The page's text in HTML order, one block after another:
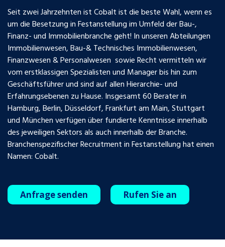
Seit zwei Jahrzehnten ist Cobalt ist die beste Wahl, wenn es
um die Besetzung in Festanstellung im Umfeld der Bau-,
Finanz- und Immobilienbranche geht! In unseren Abteilungen
Immobilienwesen, Bau-& Technisches Immobilienwesen,
Finanzwesen & Personalwesen sowie Recht vermitteln wir
vom erstklassigen Spezialisten und Manager bis hin zum
Geschäftsführer und sind auf allen Hierarchie- und
Erfahrungsebenen zu Hause. Insgesamt 60 Berater in
Hamburg, Berlin, Düsseldorf, Frankfurt am Main, Stuttgart
und München verfügen über fundierte Kenntnisse innerhalb
des jeweiligen Sektors als auch innerhalb der Branche.
Branchenspezifischer Recruitment in Festanstellung hat einen
Namen: Cobalt.
Anfrage senden Rufen Sie an